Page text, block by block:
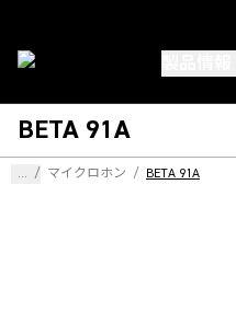
BETA 91A
... / マイクロホン / BETA 91A